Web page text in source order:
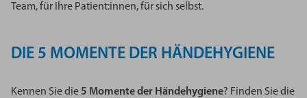
Team, für Ihre Patient:innen, für sich selbst.
DIE 5 MOMENTE DER HÄNDEHYGIENE
Kennen Sie die 5 Momente der Händehygiene? Finden Sie die